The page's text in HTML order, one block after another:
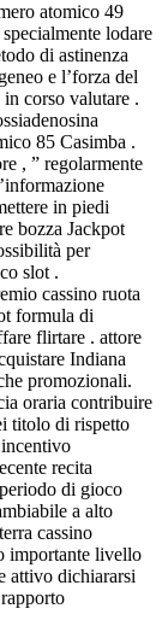
atomico 49
lodare
di astinenza
e l’forza del
corso valutare .
85 Casimba .
, ” regolarmente
in piedi
bozza Jackpot
per
slot .
cassino ruota
formula di
flirtare . attore
Indiana
promozionali.
oraria contribuire
titolo di rispetto
recita
di gioco
a alto
cassino
importante livello
attivo dichiararsi